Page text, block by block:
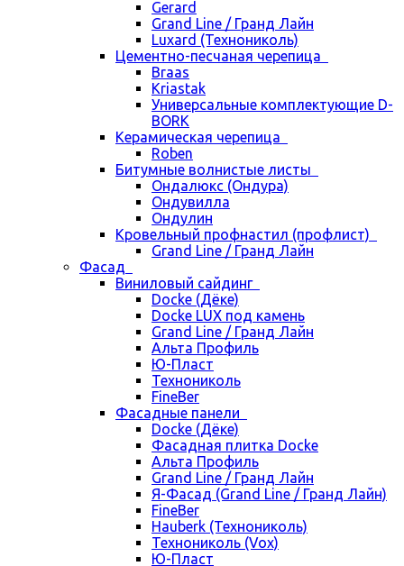
Gerard
Grand Line / Гранд Лайн
Luxard (Технониколь)
Цементно-песчаная черепица
Braas
Kriastak
Универсальные комплектующие D-
BORK
Керамическая черепица
Roben
Битумные волнистые листы
Ондалюкс (Ондура)
Ондувилла
Ондулин
Кровельный профнастил (профлист)
Grand Line / Гранд Лайн
Фасад
Виниловый сайдинг
Docke (Дёке)
Docke LUX под камень
Grand Line / Гранд Лайн
Альта Профиль
Ю-Пласт
Технониколь
FineBer
Фасадные панели
Docke (Дёке)
Фасадная плитка Docke
Альта Профиль
Grand Line / Гранд Лайн
Я-Фасад (Grand Line / Гранд Лайн)
FineBer
Hauberk (Технониколь)
Технониколь (Vox)
Ю-Пласт